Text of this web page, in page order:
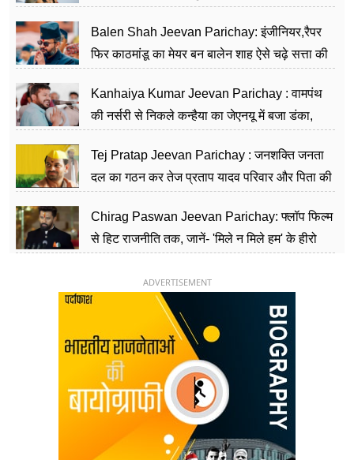
Balen Shah Jeevan Parichay: इंजीनियर,रैपर
फिर काठमांडू का मेयर बन बालेन शाह ऐसे चढ़े सत्ता की
Kanhaiya Kumar Jeevan Parichay : वामपंथ
की नर्सरी से निकले कन्हैया का जेएनयू में बजा डंका,
Tej Pratap Jeevan Parichay : जनशक्ति जनता
दल का गठन कर तेज प्रताप यादव परिवार और पिता की
Chirag Paswan Jeevan Parichay: फ्लॉप फिल्म
से हिट राजनीति तक, जानें- 'मिले न मिले हम' के हीरो
ADVERTISEMENT